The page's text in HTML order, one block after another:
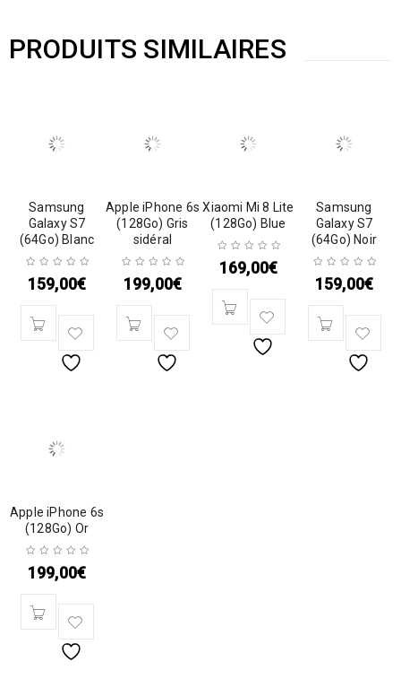
PRODUITS SIMILAIRES
Samsung
Galaxy S7
(64Go) Blanc
159,00€
Apple iPhone 6s
(128Go) Gris
sidéral
199,00€
Xiaomi Mi 8 Lite
(128Go) Blue
169,00€
Samsung
Galaxy S7
(64Go) Noir
159,00€
Apple iPhone 6s
(128Go) Or
199,00€